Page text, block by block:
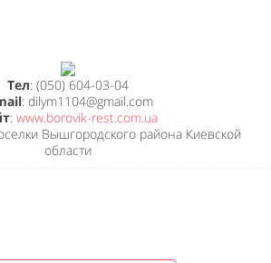
Тел: (050) 604-03-04
: dilym1104@gmail.com
: www.borovik-rest.com.ua
Вышгородского района Киевской
области